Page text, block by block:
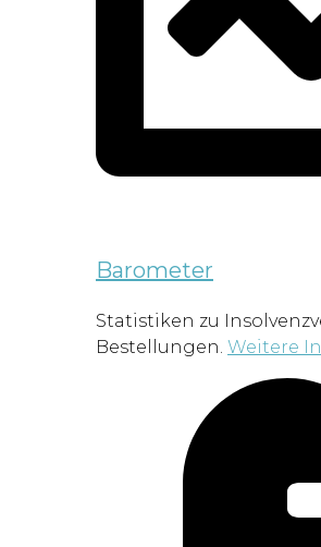
Barometer
Statistiken zu
Bestellungen. Weitere